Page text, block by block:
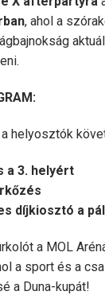
, ahol a
helyosztók
a 3. helyért
díjkiosztó a
a MOL
a sport és a
a Duna-kupát!